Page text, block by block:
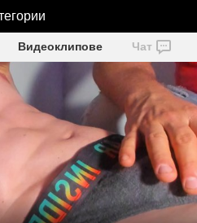
Видеоклипове Чат